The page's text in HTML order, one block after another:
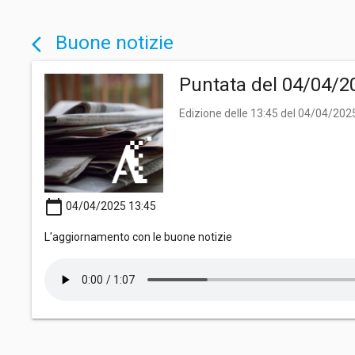
arrow_back_ios Buone notizie
Puntata del 04/04/
Edizione delle 13:45 del 04/04/
calendar_today 04/04/2025 13:45
L'aggiornamento con le buone notizie